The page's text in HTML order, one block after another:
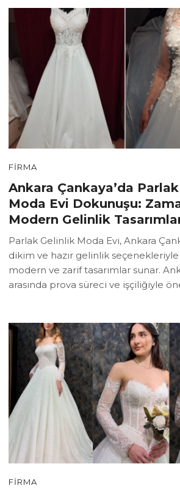
FIRMA
Ankara Çankaya’da
Moda Evi Dokunuşu:
Modern Gelinlik
Parlak Gelinlik Moda Evi, Ankara
dikim ve hazır gelinlik seçenekleriyle
modern ve zarif tasarımlar sunar.
arasında prova süreci ve işçiliğiyle
FIRMA